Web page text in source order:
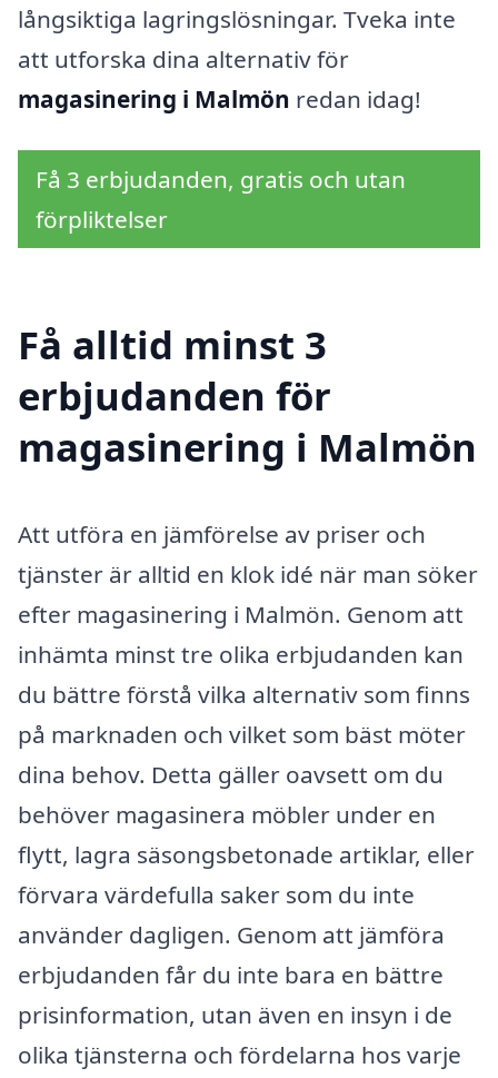
långsiktiga lagringslösningar. Tveka inte
att utforska dina alternativ för
magasinering i Malmön redan idag!
Få 3 erbjudanden, gratis och utan
förpliktelser
Få alltid minst 3
erbjudanden för
magasinering i Malmön
Att utföra en jämförelse av priser och
tjänster är alltid en klok idé när man söker
efter magasinering i Malmön. Genom att
inhämta minst tre olika erbjudanden kan
du bättre förstå vilka alternativ som finns
på marknaden och vilket som bäst möter
dina behov. Detta gäller oavsett om du
behöver magasinera möbler under en
flytt, lagra säsongsbetonade artiklar, eller
förvara värdefulla saker som du inte
använder dagligen. Genom att jämföra
erbjudanden får du inte bara en bättre
prisinformation, utan även en insyn i de
olika tjänsterna och fördelarna hos varje